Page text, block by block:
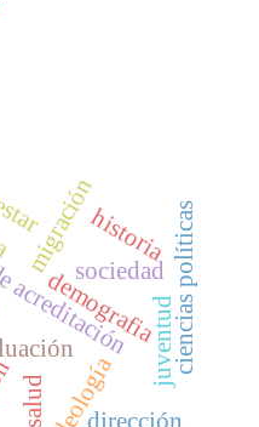
demografia
migraciónsociedad
historia
ideología
salud dirección
juventudciencias políticas